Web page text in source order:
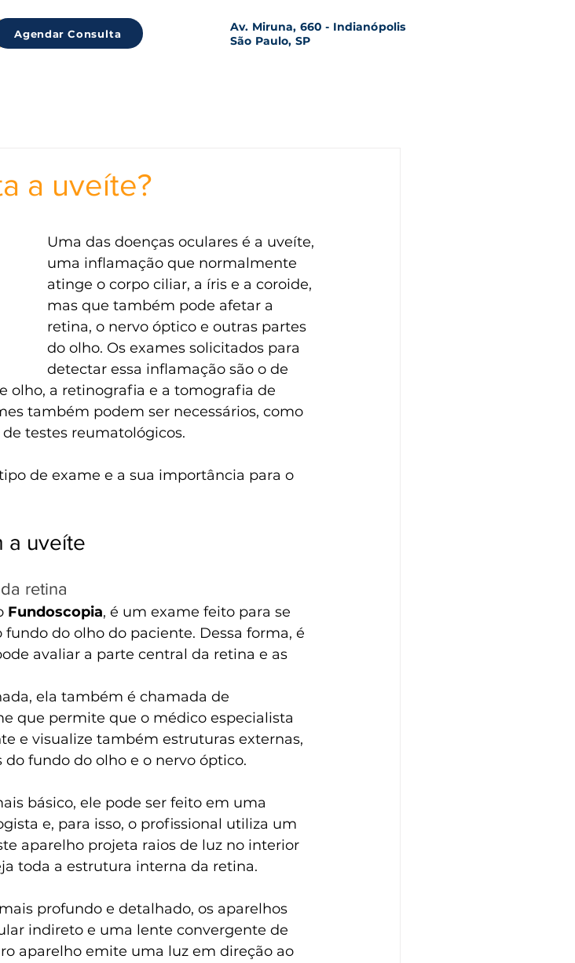
Agendar Consulta
Av. Miruna, 660 - Indianópolis
São Paulo, SP
a uveíte?
Uma das doenças oculares é a uveíte,
uma inflamação que normalmente
atinge o corpo ciliar, a íris e a coroide,
mas que também pode afetar a
retina, o nervo óptico e outras partes
do olho. Os exames solicitados para
detectar essa inflamação são o de
olho, a retinografia e a tomografia de
também podem ser necessários, como
testes reumatológicos.
de exame e a sua importância para o
a uveíte
retina
Fundoscopia, é um exame feito para se
do olho do paciente. Dessa forma, é
avaliar a parte central da retina e as
ela também é chamada de
que permite que o médico especialista
e visualize também estruturas externas,
fundo do olho e o nervo óptico.
básico, ele pode ser feito em uma
e, para isso, o profissional utiliza um
aparelho projeta raios de luz no interior
toda a estrutura interna da retina.
profundo e detalhado, os aparelhos
indireto e uma lente convergente de
aparelho emite uma luz em direção ao